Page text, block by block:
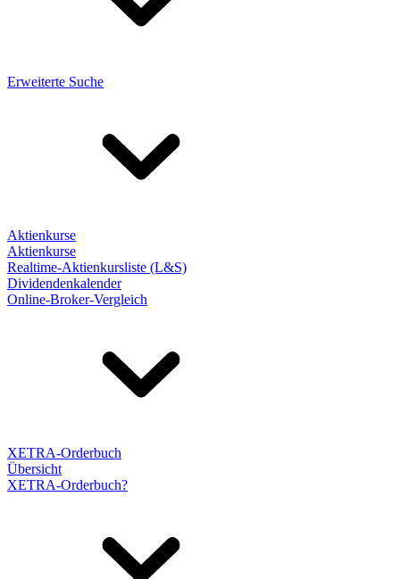
Erweiterte Suche
Aktienkurse
Aktienkurse
Realtime-Aktienkursliste (L&S)
Dividendenkalender
Online-Broker-Vergleich
XETRA-Orderbuch
Übersicht
XETRA-Orderbuch?